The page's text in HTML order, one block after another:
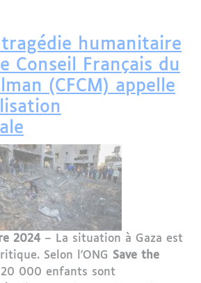
tragédie humanitaire
Conseil Français du
(CFCM) appelle
2024 – La situation à Gaza est
Selon l'ONG Save the
000 enfants sont